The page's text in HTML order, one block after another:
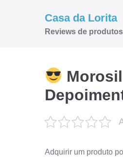
Casa da Lorita
Reviews de produtos
Adquirir um produto